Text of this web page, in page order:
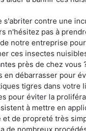
s'abriter contre une
n'hésitez pas à
notre entreprise
ces insectes
près de chez vous
en débarrasser pour
tigres dans votre
pour éviter la
à mettre en
et de propreté très